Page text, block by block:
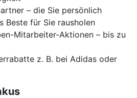
– die Sie persönlich
Beste für Sie rausholen
Mitarbeiter-Aktionen – bis zu
z. B. bei Adidas oder